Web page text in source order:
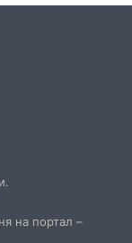
на портал –